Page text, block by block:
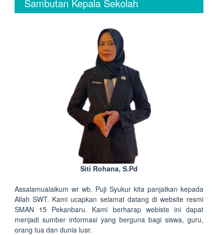
Sambutan Kepala Sekolah
Siti Rohana, S.Pd
Assalamualaikum wr wb. Puji Syukur kita panjatkan kepada
Allah SWT. Kami ucapkan selamat datang di website resmi
SMAN 15 Pekanbaru. Kami berharap webiste ini dapat
menjadi sumber informasi yang berguna bagi siswa, guru,
orang tua dan dunia luar.